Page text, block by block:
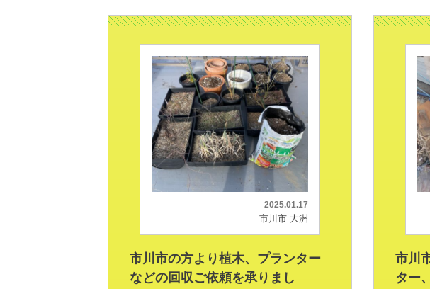
2025.01.17
市川市 大洲
市川市の方より植木、プランター
などの回収ご依頼を承りまし
市川
ター